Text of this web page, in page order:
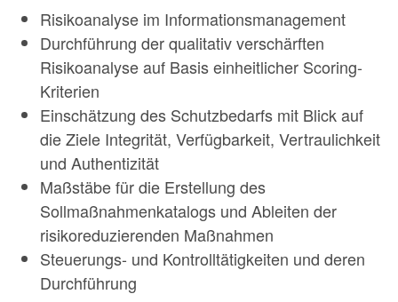
Risikoanalyse im Informationsmanagement
Durchführung der qualitativ verschärften
Risikoanalyse auf Basis einheitlicher Scoring-
Kriterien
Einschätzung des Schutzbedarfs mit Blick auf
die Ziele Integrität, Verfügbarkeit, Vertraulichkeit
und Authentizität
Maßstäbe für die Erstellung des
Sollmaßnahmenkatalogs und Ableiten der
risikoreduzierenden Maßnahmen
Steuerungs- und Kontrolltätigkeiten und deren
Durchführung